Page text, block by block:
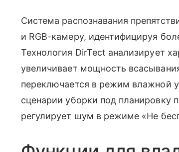
Система распознавания
и RGB-камеру, идентифицируя
Технология DirTect анализирует
увеличивает мощность
переключается в режим влажной
сценарии уборки под планировку
регулирует шум в режиме «Не